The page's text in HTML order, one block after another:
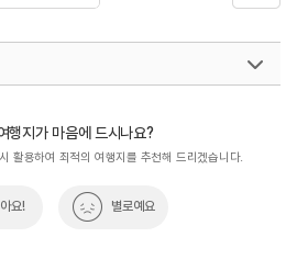
행지가 마음에 드시나요?
활용하여 최적의 여행지를 추천해 드리겠습니다.
요! 별로예요